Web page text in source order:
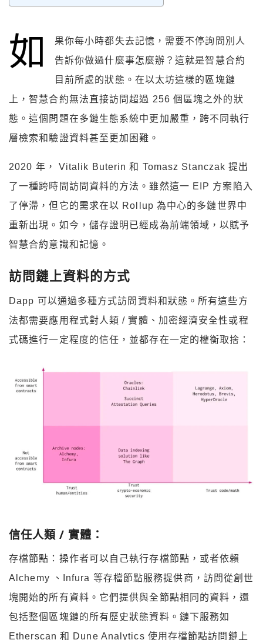
如
果你每小時都失去記憶，需要不停詢問別人
告訴你做過什麼事怎麼辦？這就是智慧合約
目前所處的狀態。在以太坊這樣的區塊鏈
上，智慧合約無法直接訪問超過 256 個區塊之外的狀
態。這個問題在多鏈生態系統中更加嚴重，跨不同執行
層檢索和驗證資料甚至更加困難。
2020 年， Vitalik Buterin 和 Tomasz Stanczak 提出
了一種跨時間訪問資料的方法。雖然這一 EIP 方案陷入
了停滯，但它的需求在以 Rollup 為中心的多鏈世界中
重新出現。如今，儲存證明已經成為前端領域，以賦予
智慧合約意識和記憶。
訪問鏈上資料的方式
Dapp 可以通過多種方式訪問資料和狀態。所有這些方
法都需要應用程式對人類 / 實體、加密經濟安全性或程
式碼進行一定程度的信任，並都存在一定的權衡取捨：
信任人類 / 實體：
存檔節點：操作者可以自己執行存檔節點，或者依賴
Alchemy 、Infura 等存檔節點服務提供商，訪問從創世
塊開始的所有資料。它們提供與全節點相同的資料，還
包括整個區塊鏈的所有歷史狀態資料。鏈下服務如
Etherscan 和 Dune Analytics 使用存檔節點訪問鏈上